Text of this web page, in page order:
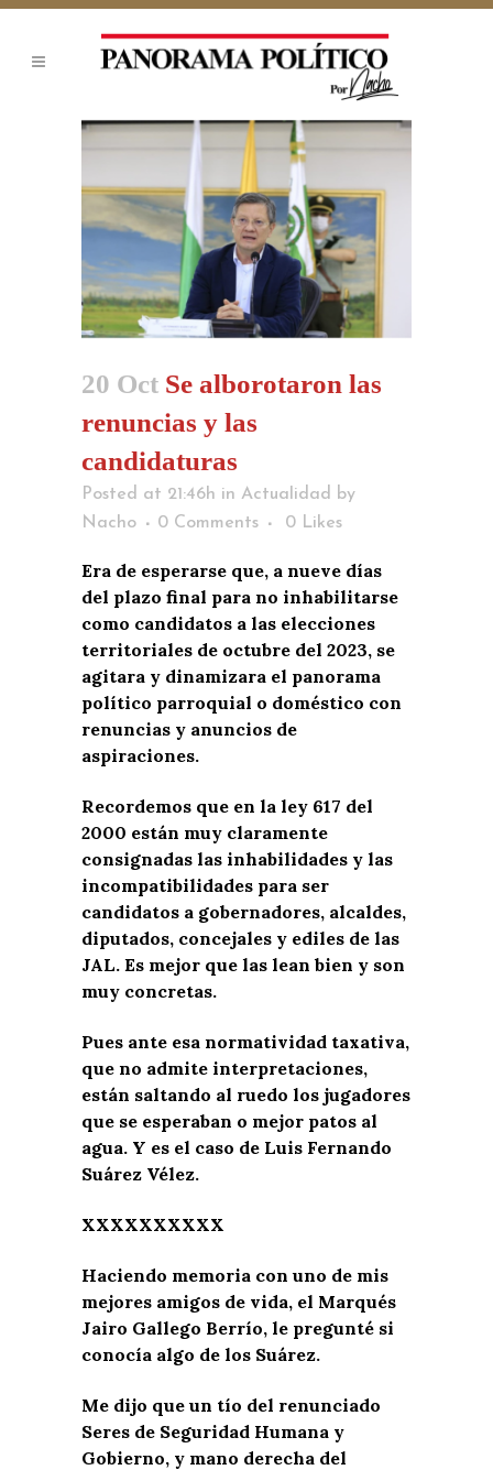
20 Oct Se alborotaron las
renuncias y las
candidaturas
Posted at 21:46h in Actualidad
by
Nacho
0 Comments 0 Likes
Era de esperarse que, a nueve días
del plazo final para no inhabilitarse
como candidatos a las elecciones
territoriales de octubre del 2023, se
agitara y dinamizara el panorama
político parroquial o doméstico con
renuncias y anuncios de
aspiraciones.
Recordemos que en la ley 617 del
2000 están muy claramente
consignadas las inhabilidades y las
incompatibilidades para ser
candidatos a gobernadores, alcaldes,
diputados, concejales y ediles de las
JAL. Es mejor que las lean bien y son
muy concretas.
Pues ante esa normatividad taxativa,
que no admite interpretaciones,
están saltando al ruedo los jugadores
que se esperaban o mejor patos al
agua. Y es el caso de Luis Fernando
Suárez Vélez.
XXXXXXXXXX
Haciendo memoria con uno de mis
mejores amigos de vida, el Marqués
Jairo Gallego Berrío, le pregunté si
conocía algo de los Suárez.
Me dijo que un tío del renunciado
Seres de Seguridad Humana y
Gobierno, y mano derecha del